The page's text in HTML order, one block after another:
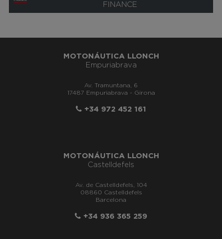
FINANCE
MOTONÁUTICA LLONCH
Empuriabrava
Av. Tramuntana, 6
17487 Empuriabrava - Girona
+34 972 452 161
MOTONÁUTICA LLONCH
Castelldefels
Av. de Castelldefels, 104
08860 Castelldefels
Barcelona
+34 936 365 259